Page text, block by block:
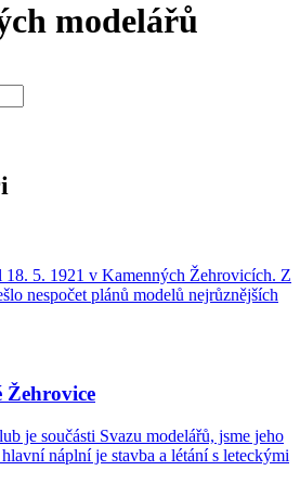
modelářů
18. 5. 1921 v Kamenných Žehrovicích. Z
nespočet plánů modelů nejrůznějších
je součásti Svazu modelářů, jsme jeho
náplní je stavba a létání s leteckými